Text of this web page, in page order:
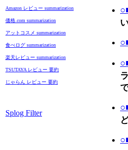
Amazon レビュー summarization
価格.com summarization
アットコスメ summarization
食べログ summarization
楽天レビュー summarization
TSUTAYA レビュー 要約
じゃらん レビュー 要約
Splog Filter